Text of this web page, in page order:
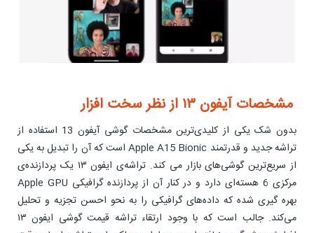
مشخصات آیفون ۱۳ از نظر سخت افزار
بدون شک یکی از کلیدی‌ترین مشخصات گوشی آیفون 13 استفاده از
تراشه جدید و قدرتمند Apple A15 Bionic است که آن را تبدیل به یکی
از سریع‌ترین گوشی‌های بازار می کند. تراشه‌ی ایفون ۱۳ یک پردازنده‌ی
مرکزی 6 هسته‌ای دارد و در کنار آن از پردازنده گرافیکی Apple GPU
بهره گیری شده که داده‌های گرافیکی را به نحو احسن تجزیه و تحلیل
می‌کند. جالب است که با وجود ارتقاء تراشه قیمت گوشی ایفون ۱۳